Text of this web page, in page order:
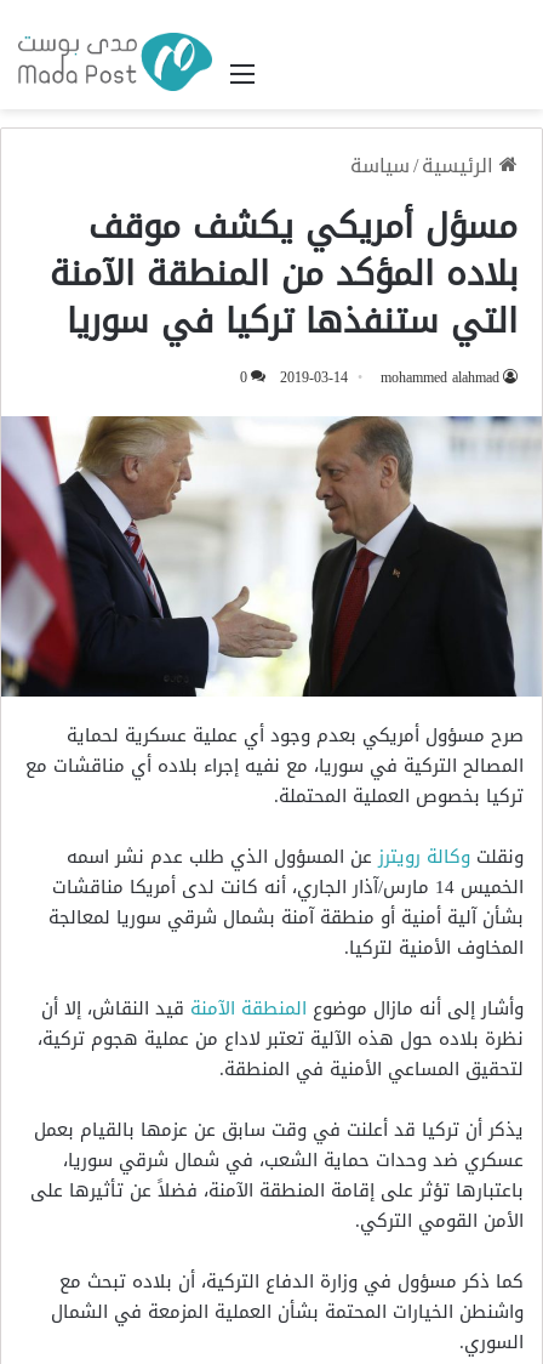
القائمة
الرئيسية/سياسة
مسؤل أمريكي يكشف موقف
بلاده المؤكد من المنطقة الآمنة
التي ستنفذها تركيا في سوريا
mohammed alahmad
2019-03-14
0
صرح مسؤول أمريكي بعدم وجود أي عملية عسكرية لحماية
المصالح التركية في سوريا، مع نفيه إجراء بلاده أي مناقشات مع
تركيا بخصوص العملية المحتملة.
ونقلت وكالة رويترزعن المسؤول الذي طلب عدم نشر اسمه
الخميس 14 مارس/آذار الجاري، أنه كانت لدى أمريكا مناقشات
بشأن آلية أمنية أو منطقة ‏آمنة بشمال شرقي سوريا لمعالجة
المخاوف الأمنية لتركيا.
وأشار إلى أنه مازال موضوع المنطقة الآمنة قيد النقاش، إلا أن
نظرة بلاده حول هذه الآلية تعتبر لاداع من عملية هجوم تركية،
لتحقيق المساعي الأمنية في المنطقة.
يذكر أن تركيا قد أعلنت في وقت سابق عن عزمها بالقيام بعمل
عسكري ضد وحدات حماية الشعب، في شمال شرقي سوريا،
باعتبارها تؤثر على إقامة المنطقة الآمنة، فضلاً عن تأثيرها على
الأمن القومي التركي.
كما ذكر مسؤول في وزارة الدفاع التركية، أن بلاده تبحث مع
واشنطن الخيارات المحتمة بشأن العملية المزمعة في الشمال
السوري.